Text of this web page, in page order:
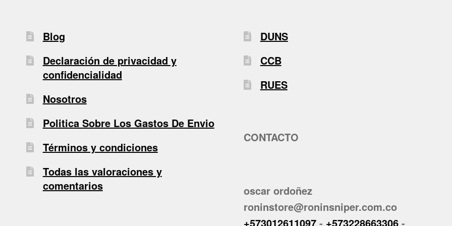
Blog
Declaración de privacidad y
confidencialidad
Nosotros
Politica Sobre Los Gastos De Envio
Términos y condiciones
Todas las valoraciones y
comentarios
DUNS
CCB
RUES
CONTACTO
oscar ordoñez
roninstore@roninsniper.com.co
+573012611097 - +573228663306 -